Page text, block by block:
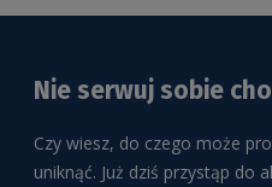
Nie serwuj sobie
Czy wiesz, do czego może
uniknąć. Już dziś przystąp do